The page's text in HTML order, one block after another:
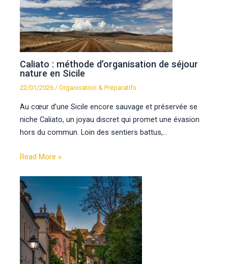
Caliato : méthode d’organisation de séjour
nature en Sicile
22/01/2026/Organisation & Préparatifs
Au cœur d’une Sicile encore sauvage et préservée se
niche Caliato, un joyau discret qui promet une évasion
hors du commun. Loin des sentiers battus,…
Read More »